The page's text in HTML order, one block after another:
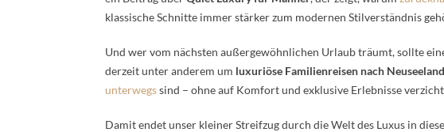
klassische Schnitte immer stärker zum modernen Stilverständnis
Und wer vom nächsten außergewöhnlichen Urlaub träumt, sollte
derzeit unter anderem um luxuriöse Familienreisen nach Neuseeland
unterwegssind – ohne auf Komfort und exklusive Erlebnisse
Damit endet unser kleiner Streifzug durch die Welt des Luxus in